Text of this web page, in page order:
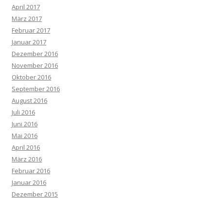
April 2017
März 2017
Februar 2017
Januar 2017
Dezember 2016
November 2016
Oktober 2016
September 2016
August 2016
Juli 2016
Juni 2016
Mai 2016
April 2016
März 2016
Februar 2016
Januar 2016
Dezember 2015